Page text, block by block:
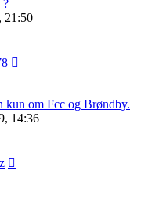
?
21:50
kun om Fcc og Brøndby.
14:36